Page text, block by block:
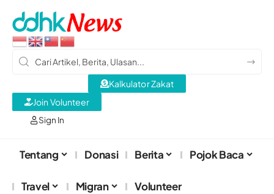
Sign In
Kalkulator Zakat
Join Volunteer
Tentang Donasi Berita Pojok Baca
Travel Migran Volunteer